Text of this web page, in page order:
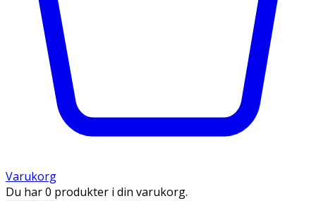
Varukorg
Du har 0 produkter i din varukorg.